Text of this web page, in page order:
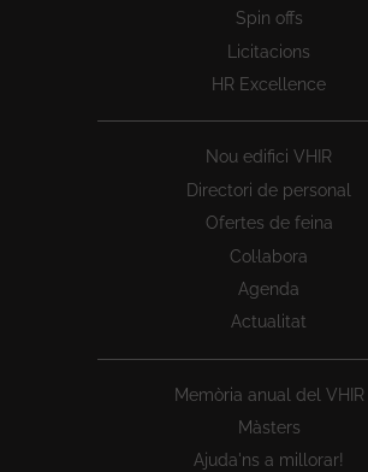
Spin offs
Licitacions
HR Excellence
Nou edifici VHIR
Directori de personal
Ofertes de feina
Col·labora
Agenda
Actualitat
Memòria anual del VHIR
Màsters
Ajuda'ns a millorar!